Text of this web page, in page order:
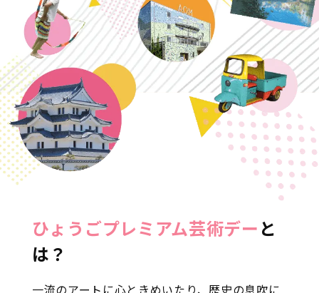
ひょうごプレミアム芸術デー と
は？